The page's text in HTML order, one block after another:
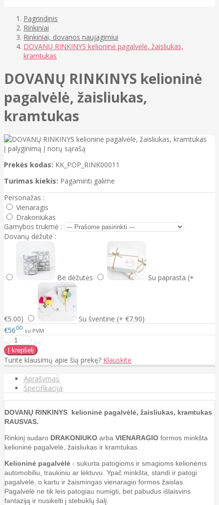
Pagrindinis
Rinkiniai
Rinkiniai, dovanos naujagimiui
DOVANŲ RINKINYS kelioninė pagalvėlė, žaisliukas,
kramtukas
DOVANŲ RINKINYS kelioninė
pagalvėlė, žaisliukas,
kramtukas
Į palyginimą Į norų sąrašą
Prekės kodas: KK_POP_RINK00011
Turimas kiekis: Pagaminti galime
Personažas :
Vienaragis
Drakoniukas
Gamybos trukmė :
Dovanų dėžutė :
Be dėžutės Su paprasta (+
€5.00)
Su šventine (+ €7.90)
€5600 su PVM
Turite klausimų apie šią prekę? Klauskite
Aprašymas
Specifikacija
DOVANŲ RINKINYS kelioninė pagalvėlė, žaisliukas, kramtukas
RAUSVAS.
Rinkinį sudaro DRAKONIUKO arba VIENARAGIO formos minkšta
kelioninė pagalvėlė, žaisliukas ir kramtukas.
Kelioninė pagalvėlė - sukurta patogioms ir smagioms kelionėms
automobiliu, traukiniu ar lėktuvu. Ypač minkšta, standi ir patogi
pagalvėlė, o kartu ir žaismingas vienaragio formos žaislas.
Pagalvėlė ne tik leis patogiau numigti, bet pabudus išlaisvins
fantaziją ir nusikelti į stebuklų šalį.